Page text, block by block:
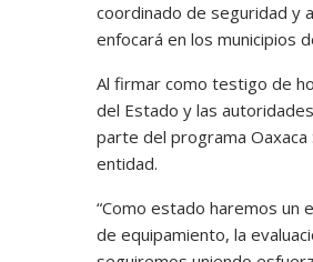
coordinado de seguridad y
enfocará en los municipios
Al firmar como testigo de
del Estado y las
parte del programa Oaxaca
entidad.
“Como estado haremos un
de equipamiento, la